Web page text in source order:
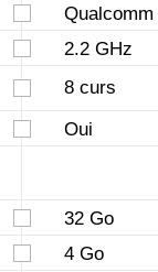
2.2 GHz
8 curs
Oui
32 Go
4 Go